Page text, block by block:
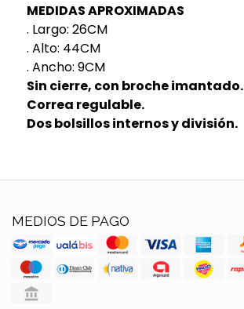
MEDIDAS APROXIMADAS
. Largo: 26CM
. Alto: 44CM
. Ancho: 9CM
Sin cierre, con broche imantado.
Correa regulable.
Dos bolsillos internos y división.
MEDIOS DE PAGO